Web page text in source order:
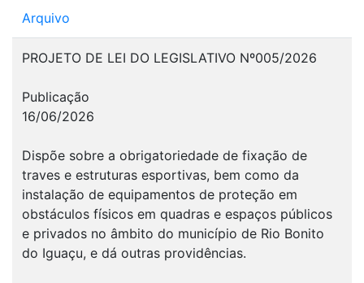
Arquivo
PROJETO DE LEI DO LEGISLATIVO Nº005/2026
Publicação
16/06/2026
Dispõe sobre a obrigatoriedade de fixação de
traves e estruturas esportivas, bem como da
instalação de equipamentos de proteção em
obstáculos físicos em quadras e espaços públicos
e privados no âmbito do município de Rio Bonito
do Iguaçu, e dá outras providências.